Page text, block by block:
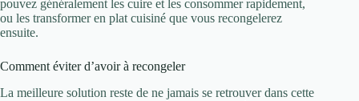
pouvez généralement les cuire et les consommer rapidement,
ou les transformer en plat cuisiné que vous recongelerez
ensuite.
Comment éviter d’avoir à recongeler
La meilleure solution reste de ne jamais se retrouver dans cette